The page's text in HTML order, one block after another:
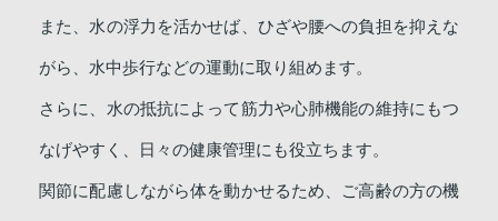
また、水の浮力を活かせば、ひざや腰への負担を抑えな
がら、水中歩行などの運動に取り組めます。
さらに、水の抵抗によって筋力や心肺機能の維持にもつ
なげやすく、日々の健康管理にも役立ちます。
関節に配慮しながら体を動かせるため、ご高齢の方の機